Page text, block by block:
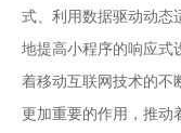
式、利用数据驱动动态
地提高小程序的响应式
着移动互联网技术的不
更加重要的作用，推动